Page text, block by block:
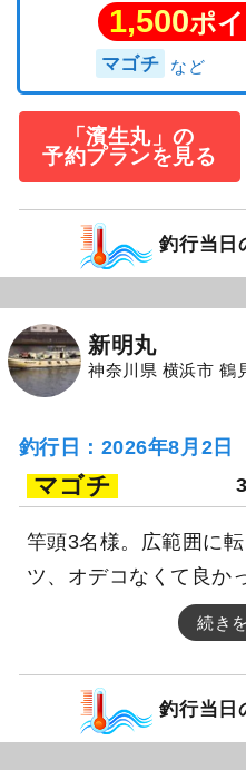
1,500ポ
マゴチ
「濱生丸」の
予約プランを見る
釣行当日
新明丸
神奈川県 横浜市 鶴
釣行日：2026年8月2日
マゴチ
竿頭3名様。広範囲に
ツ、オデコなくて良か
続き
釣行当日